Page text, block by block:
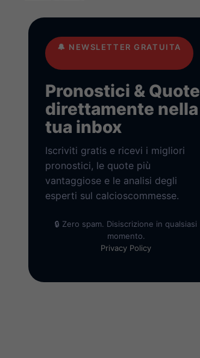
🔔 NEWSLETTER GRATUITA
Pronostici & Quote
direttamente nella
tua inbox
Iscriviti gratis e ricevi i migliori
pronostici, le quote più
vantaggiose e le analisi degli
esperti sul calcioscommesse.
🔒 Zero spam. Disiscrizione in qualsiasi
momento.
Privacy Policy